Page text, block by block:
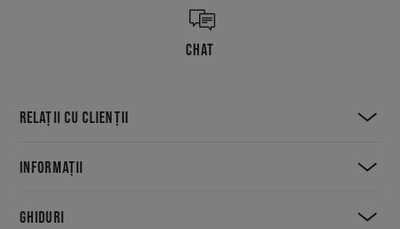
CHAT
RELAȚII CU CLIENȚII
INFORMAȚII
GHIDURI